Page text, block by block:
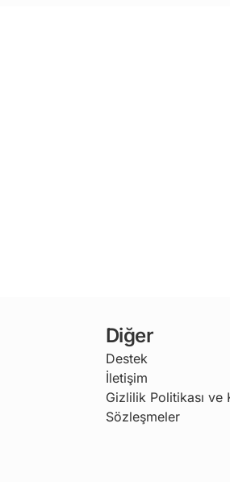
Diğer
Destek
İletişim
Gizlilik Politikası ve
Sözleşmeler